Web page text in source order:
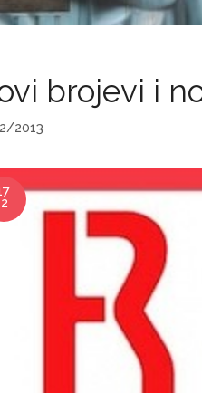
brojevi i
2013